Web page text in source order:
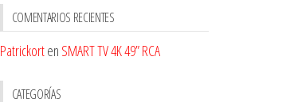
COMENTARIOS RECIENTES
Patrickorten SMART TV 4K 49” RCA
CATEGORÍAS